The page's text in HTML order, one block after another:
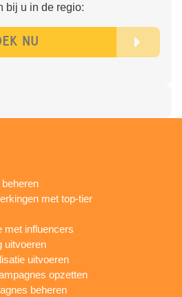
bij u in de regio:
met top-tier
met influencers
uitvoeren
uitvoeren
opzetten
beheren